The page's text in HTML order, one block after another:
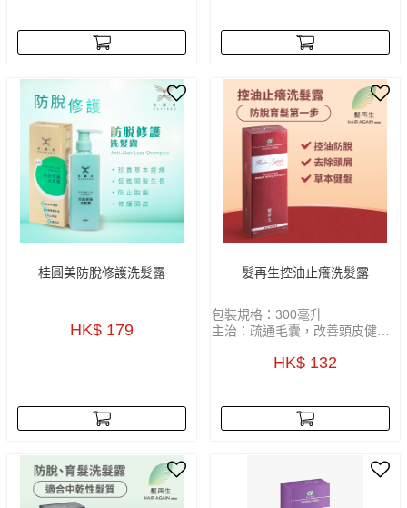
桂圓美防脫修護洗髮露
HK$ 179
髮再生控油止癢洗髮露
包裝規格：300毫升
主治：疏通毛囊，改善頭皮健康
HK$ 132